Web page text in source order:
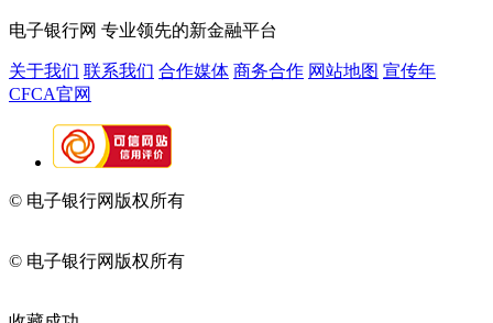
电子银行网 专业领先的新金融平台
关于我们 联系我们 合作媒体 商务合作 网站地图 宣传年
CFCA官网
© 电子银行网版权所有
© 电子银行网版权所有